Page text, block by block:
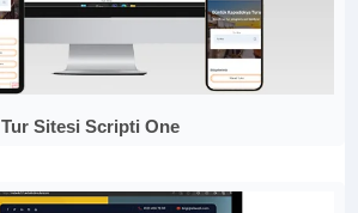
Tur Sitesi Scripti One